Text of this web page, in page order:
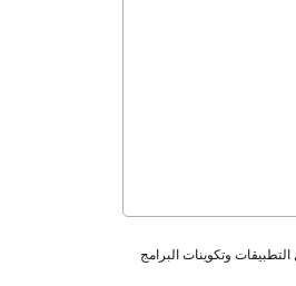
وتكوينات البرامج